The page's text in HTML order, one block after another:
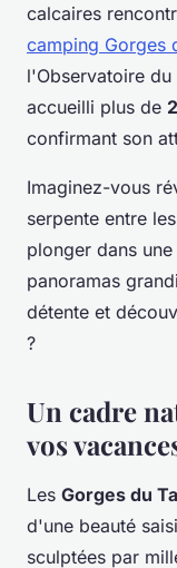
calcaires
camping Gorges
l'Observatoire
accueilli plus de
confirmant son
Imaginez-vous
serpente entre
plonger dans
panoramas
détente et
?
Un cadre
vos
Les Gorges du
d'une beauté
sculptées par